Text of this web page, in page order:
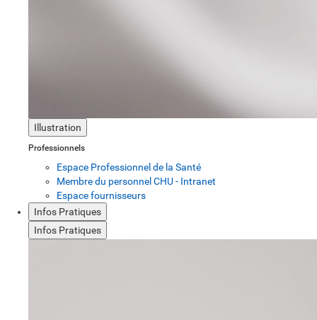
Illustration
Professionnels
Espace Professionnel de la Santé
Membre du personnel CHU - Intranet
Espace fournisseurs
Infos Pratiques
Infos Pratiques